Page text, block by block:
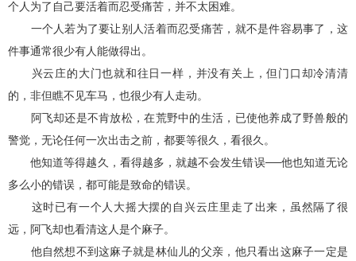
个人为了自己要活着而忍受痛苦，并不太困难。
一个人若为了要让别人活着而忍受痛苦，就不是件容易事了，这
件事通常很少有人能做得出。
兴云庄的大门也就和往日一样，并没有关上，但门口却冷清清
的，非但瞧不见车马，也很少有人走动。
阿飞却还是不肯放松，在荒野中的生活，已使他养成了野兽般的
警觉，无论任何一次出击之前，都要等很久，看很久。
他知道等得越久，看得越多，就越不会发生错误──他也知道无论
多么小的错误，都可能是致命的错误。
这时已有一个人大摇大摆的自兴云庄里走了出来，虽然隔了很
远，阿飞却也看清这人是个麻子。
他自然想不到这麻子就是林仙儿的父亲，他只看出这麻子一定是